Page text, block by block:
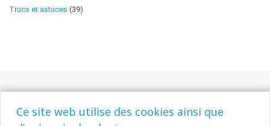
Ce site web utilise des cookies ainsi que
Trucs et astuces (39)